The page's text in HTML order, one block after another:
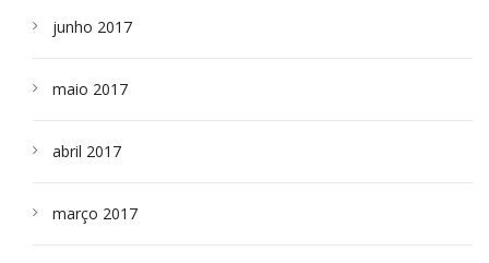
junho 2017
maio 2017
abril 2017
março 2017